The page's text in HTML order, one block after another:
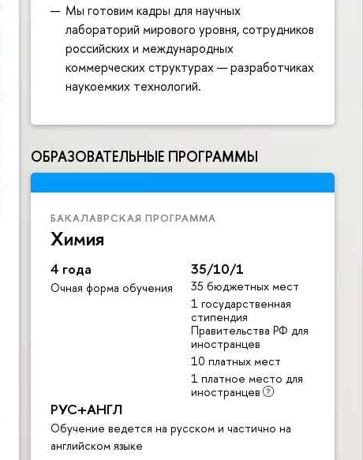
Мы готовим кадры для научных
лабораторий мирового уровня, сотрудников
российских и международных
коммерческих структурах — разработчиках
наукоемких технологий.
ОБРАЗОВАТЕЛЬНЫЕ ПРОГРАММЫ
БАКАЛАВРСКАЯ ПРОГРАММА
Химия
4 года
Очная форма обучения
35/10/1
35 бюджетных мест
1 государственная
стипендия
Правительства РФ для
иностранцев
10 платных мест
1 платное место для
иностранцев
РУС+АНГЛ
Обучение ведется на русском и частично на
английском языке